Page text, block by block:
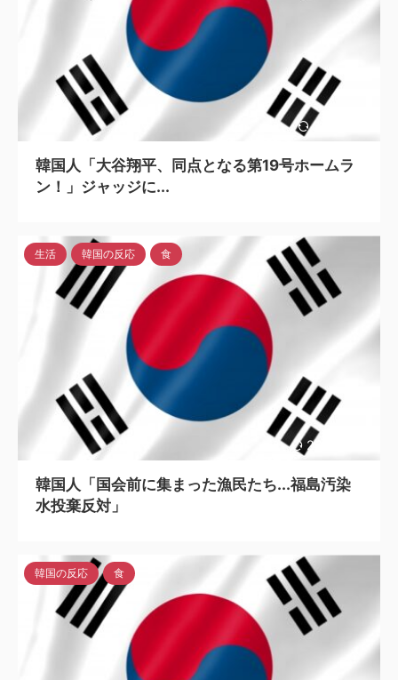
2024/5/6
韓国人「大谷翔平、同点となる第19号ホームラ
ン！」ジャッジに...
2023/6/12
生活 韓国の反応 食
韓国人「国会前に集まった漁民たち...福島汚染
水投棄反対」
韓国の反応 食